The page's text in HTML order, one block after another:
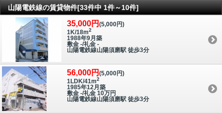
山陽電鉄線の賃貸物件[33件中 1件～10件]
35,000円 (5,000円)
1K/18m2
1988年9月築
敷金 -/礼金 -
山陽電鉄線山陽須磨駅 徒歩3分
56,000円 (5,000円)
1LDK/41m2
1985年12月築
敷金 -/礼金 10万円
山陽電鉄線山陽須磨駅 徒歩3分